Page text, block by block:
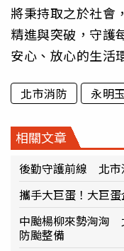
將秉持取之於社會
精進與突破，守護
安心、放心的生活
北市消防 永明
相關文章
後勤守護前線 北市
攜手大巨蛋！大巨
中颱楊柳來勢洶洶
防颱整備